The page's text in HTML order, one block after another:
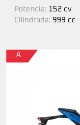
Potencia: 152 cv
Cilindrada: 999 cc
A